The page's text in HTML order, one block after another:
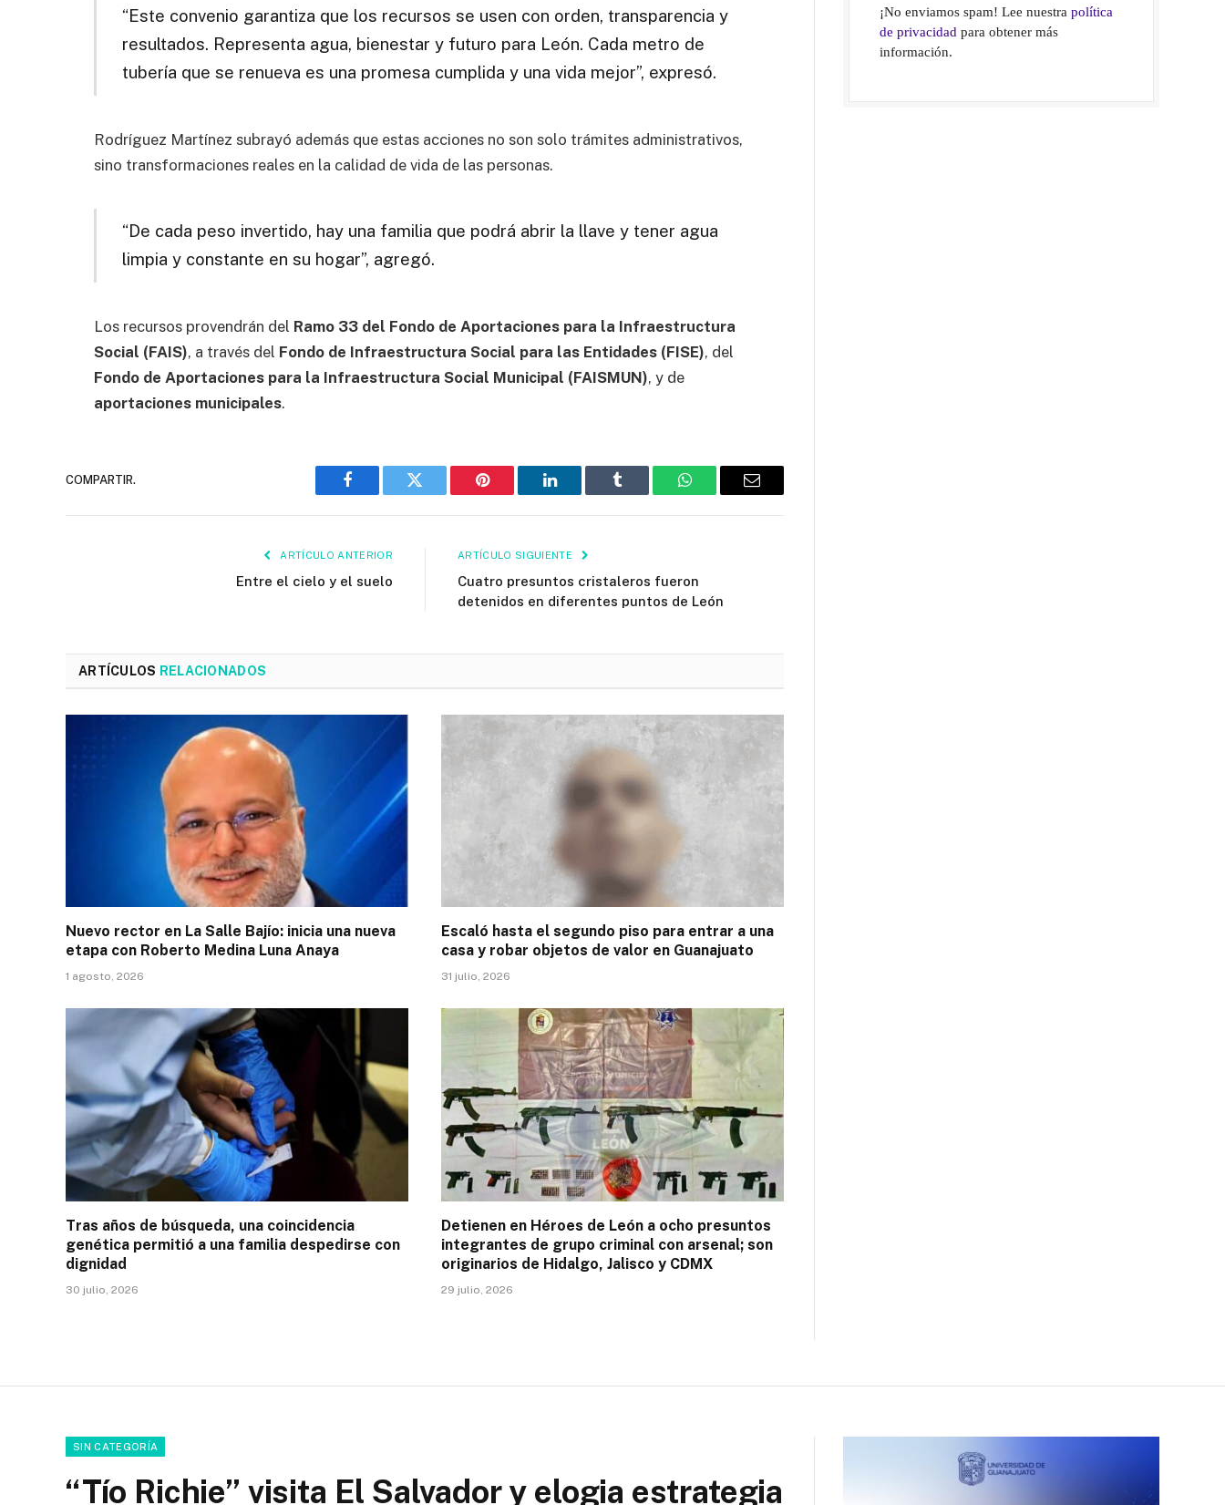
“Este convenio garantiza que los recursos se usen con orden, transparencia y
resultados. Representa agua, bienestar y futuro para León. Cada metro de
tubería que se renueva es una promesa cumplida y una vida mejor”, expresó.
Rodríguez Martínez subrayó además que estas acciones no son solo trámites administrativos,
sino transformaciones reales en la calidad de vida de las personas.
“De cada peso invertido, hay una familia que podrá abrir la llave y tener agua
limpia y constante en su hogar”, agregó.
Los recursos provendrán del Ramo 33 del Fondo de Aportaciones para la Infraestructura
Social (FAIS), a través del Fondo de Infraestructura Social para las Entidades (FISE), del
Fondo de Aportaciones para la Infraestructura Social Municipal (FAISMUN), y de
aportaciones municipales.
COMPARTIR.
Facebook Twitter Pinterest LinkedIn Tumblr WhatsAppEmail
ARTÍCULO ANTERIOR
Entre el cielo y el suelo
ARTÍCULO SIGUIENTE
Cuatro presuntos cristaleros fueron
detenidos en diferentes puntos de León
ARTÍCULOS RELACIONADOS
Nuevo rector en La Salle Bajío: inicia una nueva
etapa con Roberto Medina Luna Anaya
1 agosto, 2026
Escaló hasta el segundo piso para entrar a una
casa y robar objetos de valor en Guanajuato
31 julio, 2026
Tras años de búsqueda, una coincidencia
genética permitió a una familia despedirse con
dignidad
30 julio, 2026
Detienen en Héroes de León a ocho presuntos
integrantes de grupo criminal con arsenal; son
originarios de Hidalgo, Jalisco y CDMX
29 julio, 2026
¡No enviamos spam! Lee nuestrapolítica
de privacidad para obtener más
información.
SIN CATEGORÍA
“Tío Richie” visita El Salvador y elogia estrategia